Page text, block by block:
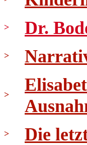
> Dr.
>
>
> Die